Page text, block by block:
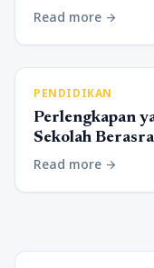
Read more arrow_forward
PENDIDIKAN
Perlengkapan
Sekolah
Read more arrow_forward